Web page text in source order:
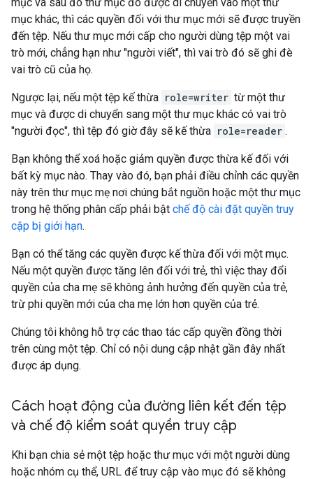
mục khác, thì các quyền đối với thư mục mới sẽ được truyền
đến tệp. Nếu thư mục mới cấp cho người dùng tệp một vai
trò mới, chẳng hạn như "người viết", thì vai trò đó sẽ ghi đè
vai trò cũ của họ.
Ngược lại, nếu một tệp kế thừa role=writer từ một thư
mục và được di chuyển sang một thư mục khác có vai trò
"người đọc", thì tệp đó giờ đây sẽ kế thừa role=reader .
Bạn không thể xoá hoặc giảm quyền được thừa kế đối với
bất kỳ mục nào. Thay vào đó, bạn phải điều chỉnh các quyền
này trên thư mục mẹ nơi chúng bắt nguồn hoặc một thư mục
trong hệ thống phân cấp phải bật chế độ cài đặt quyền truy
cập bị giới hạn.
Bạn có thể tăng các quyền được kế thừa đối với một mục.
Nếu một quyền được tăng lên đối với trẻ, thì việc thay đổi
quyền của cha mẹ sẽ không ảnh hưởng đến quyền của trẻ,
trừ phi quyền mới của cha mẹ lớn hơn quyền của trẻ.
Chúng tôi không hỗ trợ các thao tác cấp quyền đồng thời
trên cùng một tệp. Chỉ có nội dung cập nhật gần đây nhất
được áp dụng.
Cách hoạt động của đường liên kết đến tệp
và chế độ kiểm soát quyền truy cập
Khi bạn chia sẻ một tệp hoặc thư mục với một người dùng
hoặc nhóm cụ thể, URL để truy cập vào mục đó sẽ không